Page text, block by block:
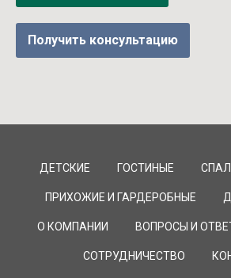
Получить консультацию
ДЕТСКИЕ ГОСТИНЫЕ
ПРИХОЖИЕ И ГАРДЕРОБНЫЕ
О КОМПАНИИ ВОПРОСЫ И
СОТРУДНИЧЕСТВО